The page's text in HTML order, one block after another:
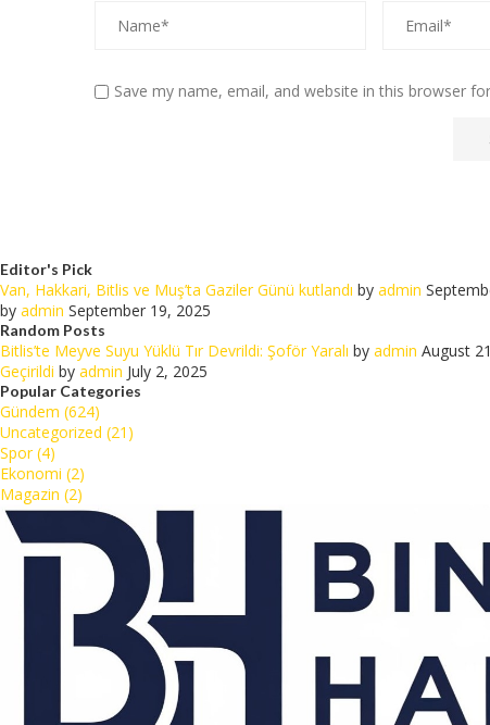
Save my name, email, and website in this browser
Editor's Pick
Van, Hakkari, Bitlis ve Muş’ta Gaziler Günü kutlandı by admin
by admin September 19, 2025
Random Posts
Bitlis’te Meyve Suyu Yüklü Tır Devrildi: Şoför Yaralı by admin August
Geçirildi by admin July 2, 2025
Popular Categories
Gündem (624)
Uncategorized (21)
Spor (4)
Ekonomi (2)
Magazin (2)